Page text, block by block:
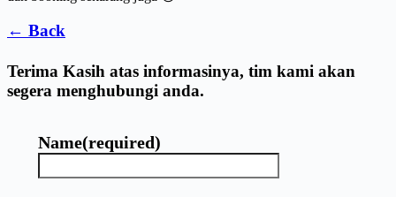
← Back
Terima Kasih atas informasinya, tim kami akan
segera menghubungi anda.
Name(required)